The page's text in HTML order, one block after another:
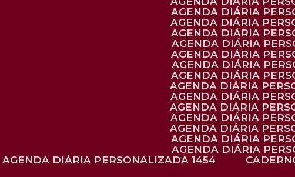
AGENDA DIÁRIA
AGENDA DIÁRIA
AGENDA DIÁRIA
AGENDA DIÁRIA
AGENDA DIÁRIA
AGENDA DIÁRIA
AGENDA DIÁRIA
AGENDA DIÁRIA
AGENDA DIÁRIA
AGENDA DIÁRIA
AGENDA DIÁRIA
AGENDA DIÁRIA
AGENDA DIÁRIA
AGENDA DIÁRIA
AGENDA DIÁRIA PERSONALIZADA 1454